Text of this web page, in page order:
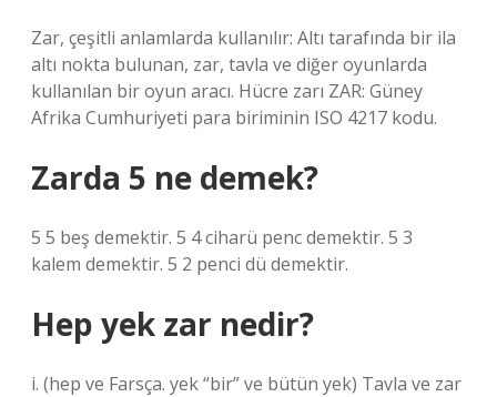
Zar, çeşitli anlamlarda kullanılır: Altı tarafında bir ila
altı nokta bulunan, zar, tavla ve diğer oyunlarda
kullanılan bir oyun aracı. Hücre zarı ZAR: Güney
Afrika Cumhuriyeti para biriminin ISO 4217 kodu.
Zarda 5 ne demek?
5 5 beş demektir. 5 4 ciharü penc demektir. 5 3
kalem demektir. 5 2 penci dü demektir.
Hep yek zar nedir?
i. (hep ve Farsça. yek “bir” ve bütün yek) Tavla ve zar